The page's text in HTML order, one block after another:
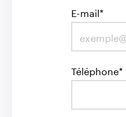
E-mail*
Téléphone*